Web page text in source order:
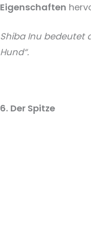
Eigenschaften
Shiba Inu bedeutet
Hund“.
6. Der Spitze